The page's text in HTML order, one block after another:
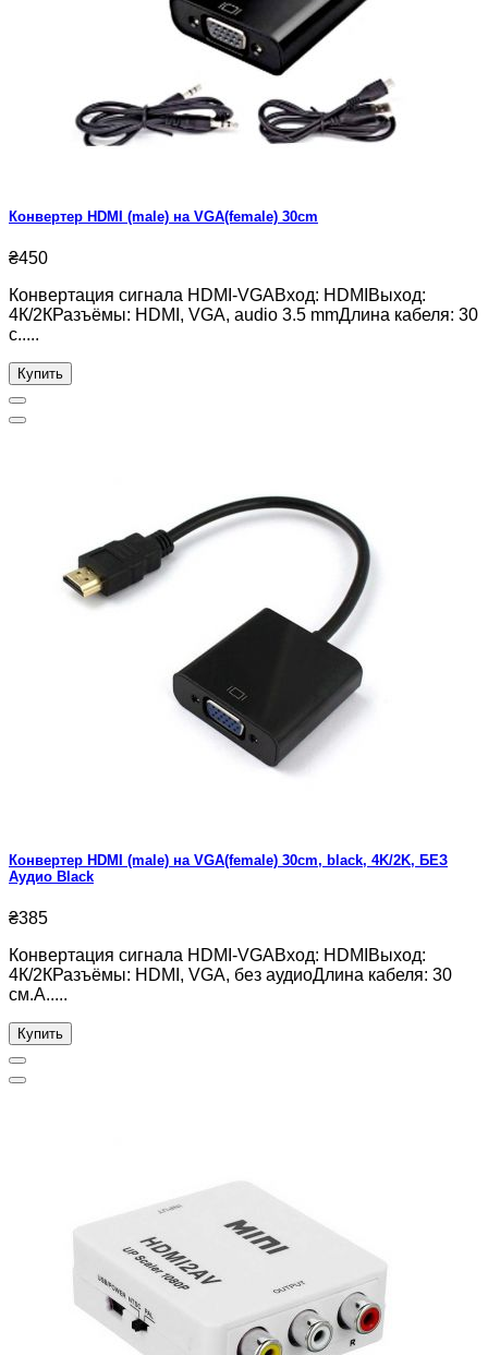
Конвертер HDMI (male) на VGA(female) 30cm
₴450
Конвертация сигнала HDMI-VGAВход: HDMIВыход:
4К/2КРазъёмы: HDMI, VGA, audio 3.5 mmДлина кабеля: 30
с.....
Купить
Конвертер HDMI (male) на VGA(female) 30cm, black, 4K/2K, БЕЗ
Аудио Black
₴385
Конвертация сигнала HDMI-VGAВход: HDMIВыход:
4К/2КРазъёмы: HDMI, VGA, без аудиоДлина кабеля: 30
см.А.....
Купить